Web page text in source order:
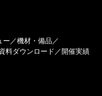
ー
機材・備品
料ダウンロード 開催実績